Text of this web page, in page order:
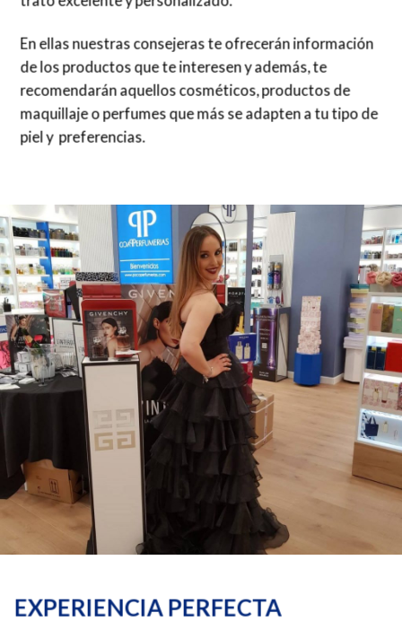
En ellas nuestras consejeras te ofrecerán información
de los productos que te interesen y además, te
recomendarán aquellos cosméticos, productos de
maquillaje o perfumes que más se adapten a tu tipo de
piel y preferencias.
EXPERIENCIA PERFECTA